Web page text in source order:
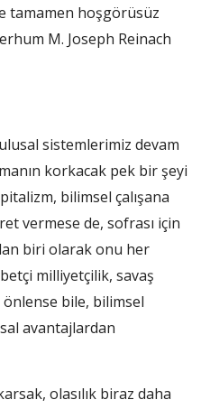
tamamen hoşgörüsüz
M. Joseph Reinach
sistemlerimiz devam
korkacak pek bir şeyi
bilimsel çalışana
vermese de, sofrası için
biri olarak onu her
milliyetçilik, savaş
bile, bilimsel
avantajlardan
olasılık biraz daha